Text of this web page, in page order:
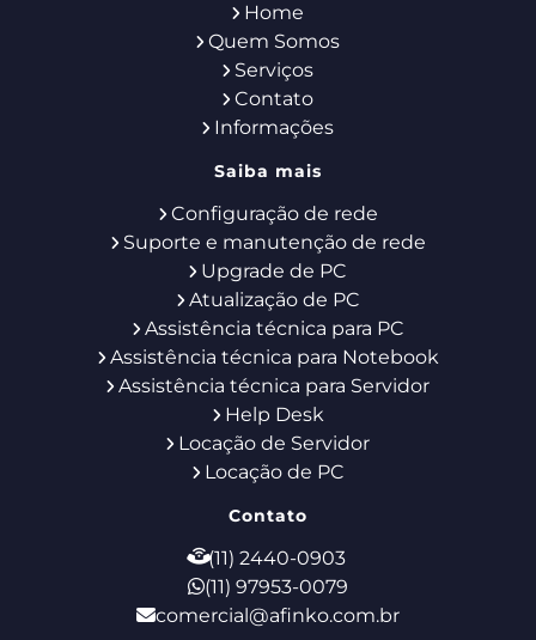
Home
Quem Somos
Serviços
Contato
Informações
Saiba mais
Configuração de rede
Suporte e manutenção de rede
Upgrade de PC
Atualização de PC
Assistência técnica para PC
Assistência técnica para Notebook
Assistência técnica para Servidor
Help Desk
Locação de Servidor
Locação de PC
Contato
(11) 2440-0903
(11) 97953-0079
comercial@afinko.com.br